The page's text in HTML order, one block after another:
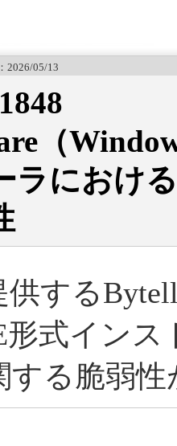
2026/05/13
（
ラにおけ
する
形式イン
する脆弱